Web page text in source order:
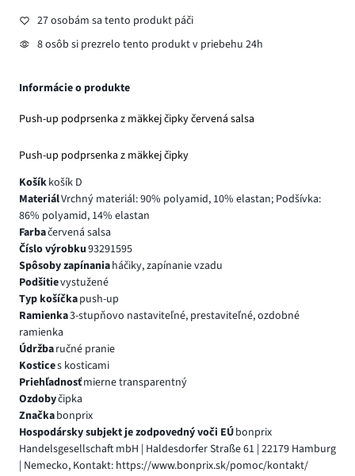
27 osobám sa tento produkt páči
8 osôb si prezrelo tento produkt v priebehu 24h
Informácie o produkte
Push-up podprsenka z mäkkej čipky červená salsa
Push-up podprsenka z mäkkej čipky
Košíkkošík D
MateriálVrchný materiál: 90% polyamid, 10% elastan; Podšívka:
86% polyamid, 14% elastan
Farbačervená salsa
Číslo výrobku93291595
Spôsoby zapínaniaháčiky, zapínanie vzadu
Podšitievystužené
Typ košíčkapush-up
Ramienka3-stupňovo nastaviteľné, prestaviteľné, ozdobné
ramienka
Údržbaručné pranie
Kostices kosticami
Priehľadnosťmierne transparentný
Ozdobyčipka
Značkabonprix
Hospodársky subjekt je zodpovedný voči EÚbonprix
Handelsgesellschaft mbH | Haldesdorfer Straße 61 | 22179 Hamburg
| Nemecko, Kontakt: https://www.bonprix.sk/pomoc/kontakt/